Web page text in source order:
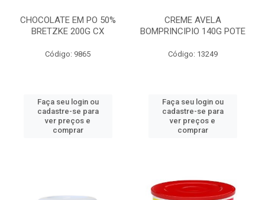
CHOCOLATE EM PO 50%
BRETZKE 200G CX
Código: 9865
Faça seu login ou
cadastre-se para
ver preços e
comprar
CREME AVELA
BOMPRINCIPIO 140G POTE
Código: 13249
Faça seu login ou
cadastre-se para
ver preços e
comprar